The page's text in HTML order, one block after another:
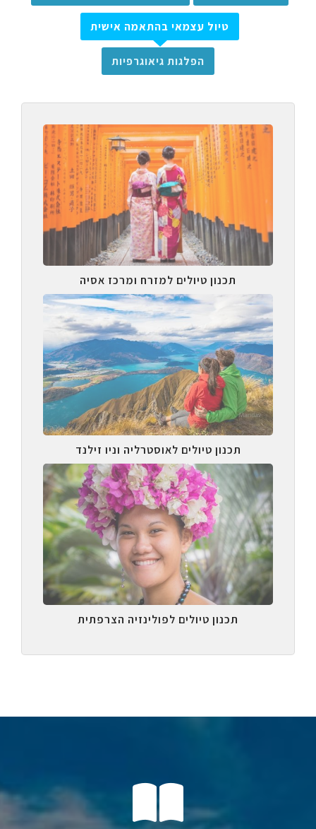
טיול עצמאי בהתאמה אישית
הפלגות גיאוגרפיות
תכנון טיולים למזרח ומרכז אסיה
תכנון טיולים לאוסטרליה וניו זילנד
תכנון טיולים לפולינזיה הצרפתית